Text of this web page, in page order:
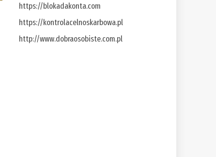
https://blokadakonta.com
https://kontrolacelnoskarbowa.pl
http://www.dobraosobiste.com.pl